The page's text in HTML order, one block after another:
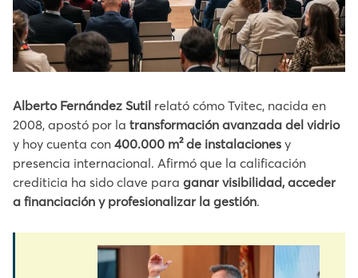
Alberto Fernández Sutil relató cómo Tvitec, nacida en
2008, apostó por la transformación avanzada del vidrio
y hoy cuenta con 400.000 m² de instalaciones y
presencia internacional. Afirmó que la calificación
crediticia ha sido clave para ganar visibilidad, acceder
a financiación y profesionalizar la gestión.